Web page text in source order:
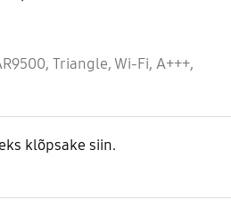
Triangle, Wi-Fi, A+++,
klõpsake siin.